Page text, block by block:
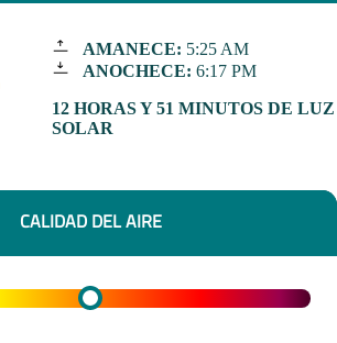
AMANECE: 5:25 AM
ANOCHECE: 6:17 PM
12 HORAS Y 51 MINUTOS DE LUZ
SOLAR
CALIDAD DEL AIRE